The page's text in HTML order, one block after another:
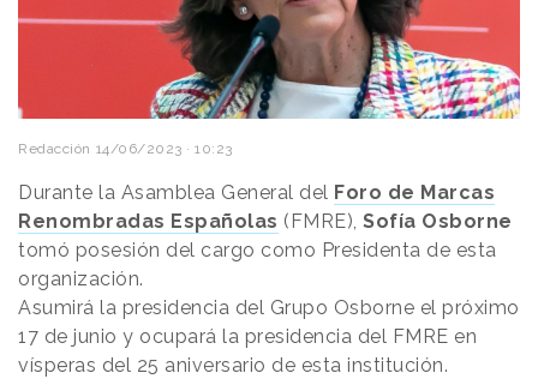
Redacción 14/06/2023 · 10:23
Durante la Asamblea General del Foro de Marcas
Renombradas Españolas (FMRE), Sofía Osborne
tomó posesión del cargo como Presidenta de esta
organización.
Asumirá la presidencia del Grupo Osborne el próximo
17 de junio y ocupará la presidencia del FMRE en
vísperas del 25 aniversario de esta institución.